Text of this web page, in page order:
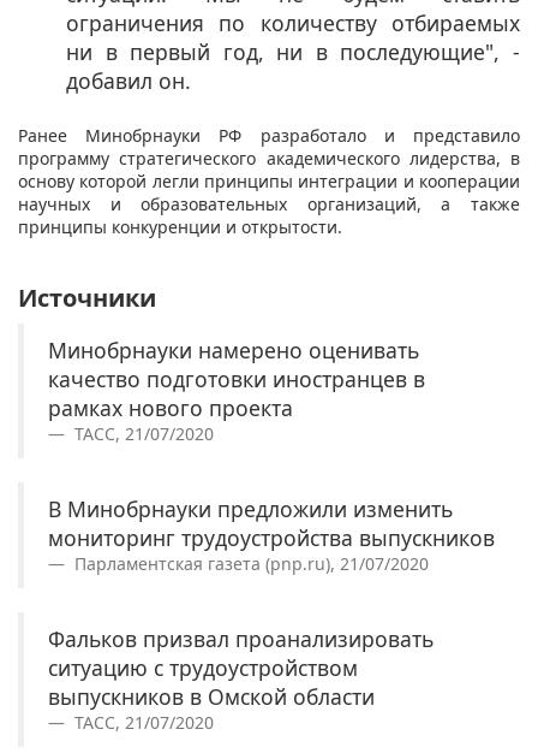
ограничения по количеству отбираемых
ни в первый год, ни в последующие", -
добавил он.​
Ранее Минобрнауки РФ разработало и представило
программу стратегического академического лидерства, в
основу которой легли принципы интеграции и кооперации
научных и образовательных организаций, а также
принципы конкуренции и открытости. ​
Источники
Минобрнауки намерено оценивать
качество подготовки иностранцев в
рамках нового проекта
ТАСС, 21/07/2020
В Минобрнауки предложили изменить
мониторинг трудоустройства выпускников
Парламентская газета (pnp.ru), 21/07/2020
Фальков призвал проанализировать
ситуацию с трудоустройством
выпускников в Омской области
ТАСС, 21/07/2020